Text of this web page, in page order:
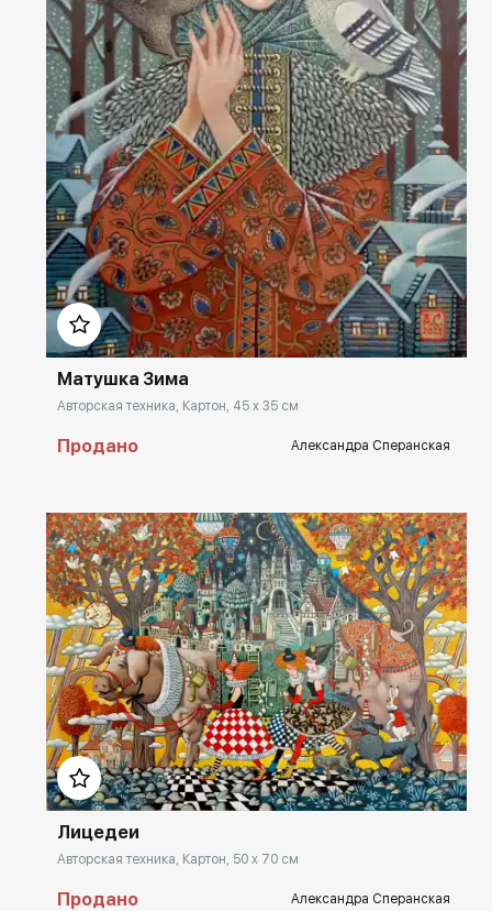
Домен: rakovgallery.ru
Матушка Зима
Авторская техника, Картон, 45 x 35 см
Продано Александра Сперанская
Домен: rakovgallery.ru
Лицедеи
Авторская техника, Картон, 50 x 70 см
Продано Александра Сперанская